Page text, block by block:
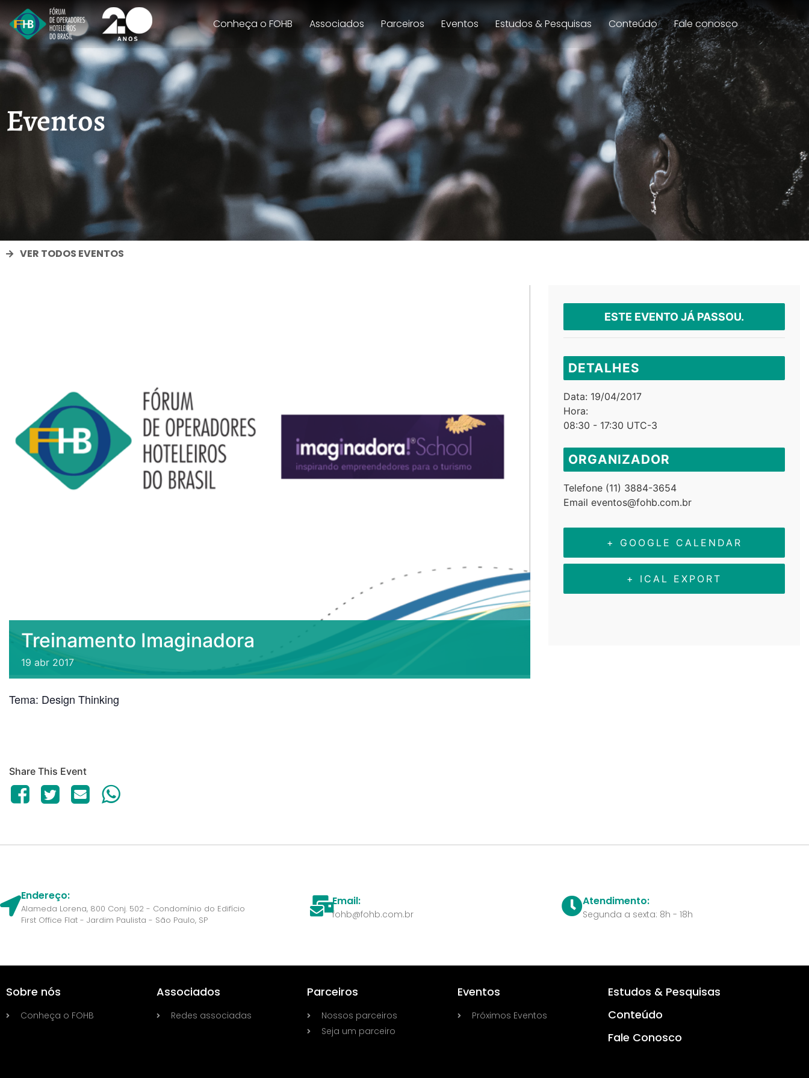
Conheça o FOHB Associados Parceiros Eventos Estudos & Pesquisas Conteúdo Fale conosco
Eventos
VER TODOS EVENTOS
Treinamento Imaginadora
19 abr 2017
Tema: Design Thinking
Share This Event
ESTE EVENTO JÁ PASSOU.
DETALHES
Data: 19/04/2017
Hora:
08:30 - 17:30 UTC-3
ORGANIZADOR
Telefone (11) 3884-3654
Email eventos@fohb.com.br
+ GOOGLE CALENDAR
+ ICAL EXPORT
Endereço:
Alameda Lorena, 800 Conj. 502 - Condomínio do Edifício
First Office Flat - Jardim Paulista - São Paulo, SP
Email:
fohb@fohb.com.br
Atendimento:
Segunda a sexta: 8h - 18h
Sobre nós
Conheça o FOHB
Associados
Redes associadas
Parceiros
Nossos parceiros
Seja um parceiro
Eventos
Próximos Eventos
Estudos & Pesquisas
Conteúdo
Fale Conosco